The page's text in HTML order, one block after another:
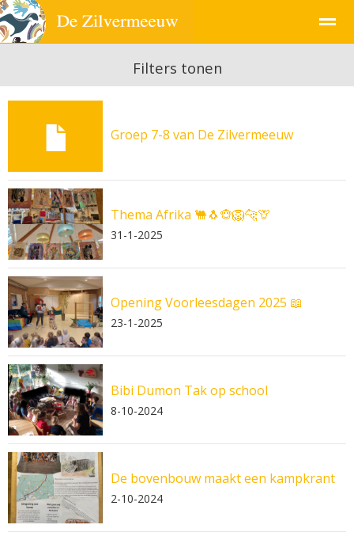
Pagina's
Filters tonen
Groep 7-8 van De Zilvermeeuw
Thema Afrika 🐫🐧🐵🦁🐆🦒
31-1-2025
Opening Voorleesdagen 2025 📖
23-1-2025
Bibi Dumon Tak op school
8-10-2024
De bovenbouw maakt een kampkrant
2-10-2024